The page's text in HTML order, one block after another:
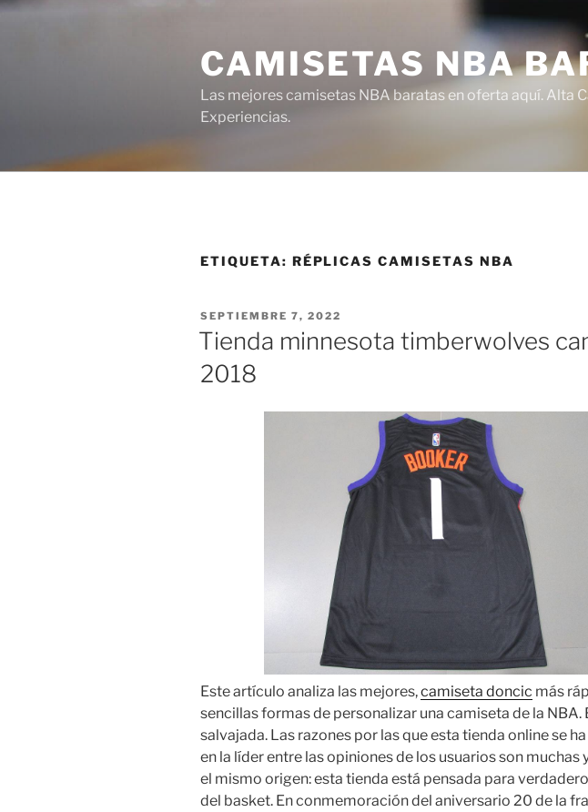
Saltar
CAMISETAS NBA
Las mejores camisetas NBA baratas en oferta aquí. Alta
Experiencias.
ETIQUETA: RÉPLICAS CAMISETAS NBA
PUBLICADO
EL
SEPTIEMBRE 7, 2022
Tienda minnesota timberwolves
2018
Este artículo analiza las mejores,camiseta doncic más
sencillas formas de personalizar una camiseta de la NBA.
salvajada. Las razones por las que esta tienda online se
en la líder entre las opiniones de los usuarios son muchas
el mismo origen: esta tienda está pensada para
del basket. En conmemoración del aniversario 20 de la